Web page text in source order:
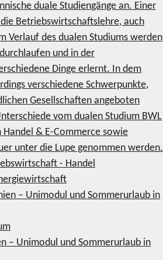
duale Studiengänge an. Einer
Betriebswirtschaftslehre, auch
Verlauf des dualen Studiums werden
und in der
Dinge erlernt. In dem
verschiedene Schwerpunkte,
Gesellschaften angeboten
vom dualen Studium BWL
& E-Commerce sowie
unter die Lupe genommen werden.
- Handel
– Unimodul und Sommerurlaub in